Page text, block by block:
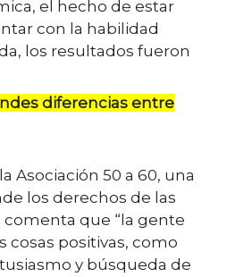
el hecho de estar
con la habilidad
los resultados fueron
diferencias entre
Asociación 50 a 60, una
los derechos de las
comenta que “la gente
cosas positivas, como
y búsqueda de